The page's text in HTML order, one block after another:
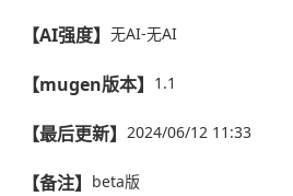
【AI强度】 无AI-无AI
【mugen版本】 1.1
【最后更新】 2024/06/12 11:33
【备注】 beta版